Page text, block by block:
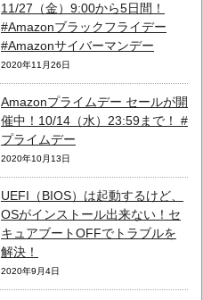
11/27（金）9:00から5日間！
#Amazonブラックフライデー
#Amazonサイバーマンデー
2020年11月26日
Amazonプライムデー セールが開
催中！10/14（水）23:59まで！ #
プライムデー
2020年10月13日
UEFI（BIOS）は起動するけど、
OSがインストール出来ない！セ
キュアブートOFFでトラブルを
解決！
2020年9月4日